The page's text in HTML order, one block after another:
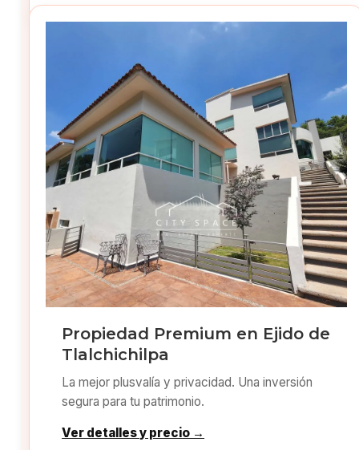
Propiedad Premium en Ejido de
Tlalchichilpa
La mejor plusvalía y privacidad. Una inversión
segura para tu patrimonio.
Ver detalles y precio →